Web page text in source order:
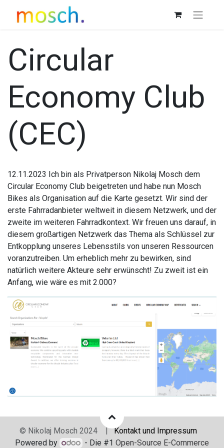
Circular
Economy Club
(CEC)
12.11.2023 Ich bin als Privatperson Nikolaj Mosch dem
Circular Economy Club beigetreten und habe nun Mosch
Bikes als Organisation auf die Karte gesetzt. Wir sind der
erste Fahrradanbieter weltweit in diesem Netzwerk, und der
zweite im weiteren Fahrradkontext. Wir freuen uns darauf, in
diesem großartigen Netzwerk das Thema als Schlüssel zur
Entkopplung unseres Lebensstils von unseren Ressourcen
voranzutreiben. Um erheblich mehr zu bewirken, sind
natürlich weitere Akteure sehr erwünscht! Zu zweit ist ein
Anfang, wie wäre es mit 2.000?
© Nikolaj Mosch 2024 |Kontakt und Impressum
Powered by
- Die #1Open-Source E-Commerce